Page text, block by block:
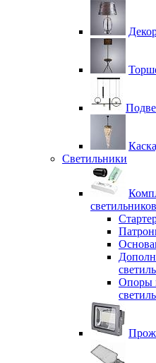
Светильники
светильников
Опоры